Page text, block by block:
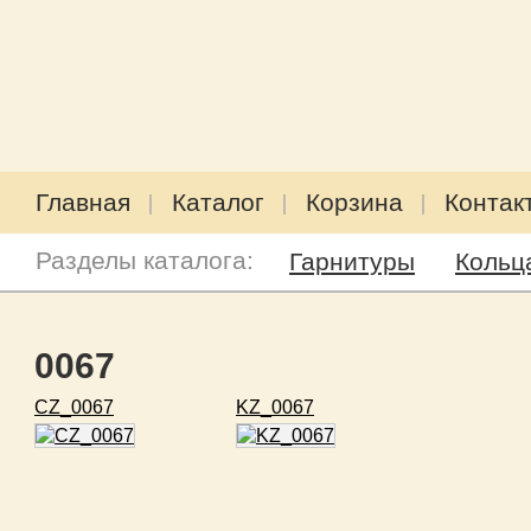
Главная Каталог Корзина
Разделы каталога: Гарнитуры
0067
CZ_0067 KZ_0067